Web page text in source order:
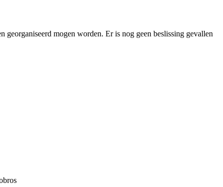
mogen worden. Er is nog geen beslissing gevallen